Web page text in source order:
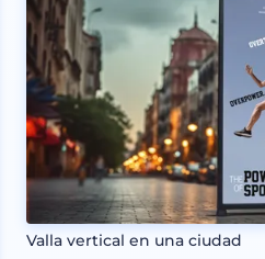
Valla vertical en una ciudad